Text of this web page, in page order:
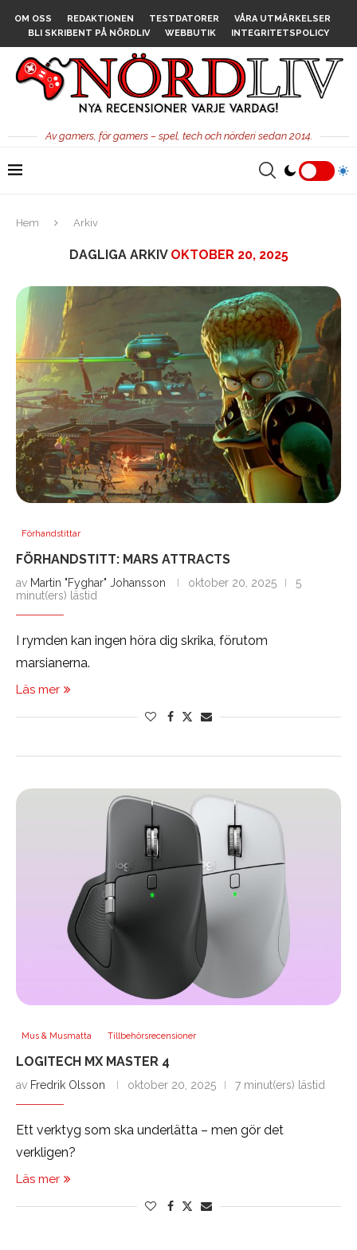
OM OSS REDAKTIONEN TESTDATORER
VÅRA UTMÄRKELSER
BLI SKRIBENT PÅ NÖRDLIV
WEBBUTIK INTEGRITETSPOLICY
Av gamers, för gamers – spel, tech och nörderi sedan 2014.
Hem Arkiv
DAGLIGA ARKIV OKTOBER 20, 2025
Förhandstittar
FÖRHANDSTITT: MARS ATTRACTS
av Martin "Fyghar" Johansson oktober 20, 2025
5
minut(ers) lästid
I rymden kan ingen höra dig skrika, förutom
marsianerna.
Läs mer
Mus & Musmatta Tillbehörsrecensioner
LOGITECH MX MASTER 4
av Fredrik Olsson oktober 20, 2025 7 minut(ers) lästid
Ett verktyg som ska underlätta – men gör det
verkligen?
Läs mer